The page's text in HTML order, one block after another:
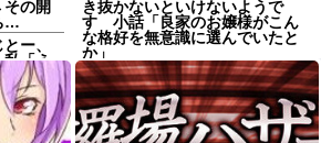
の開
…
ー、
私「え
？」→
混乱
してる
き抜かないといけないようで
す 小話「良家のお嬢様がこん
な格好を無意識に選んでいたと
か」
【悲報】お弁当屋さん、消費
税が下がっても値段据え置き
【画像】ボスJK、撮られるｗ
ｗｗｗｗｗｗｗｗｗ